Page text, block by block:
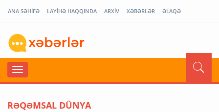
ANA SƏHİFƏ LAYİHƏ HAQQINDA ARXİV XƏBƏRLƏR ƏLAQƏ
RƏQƏMSAL DÜNYA